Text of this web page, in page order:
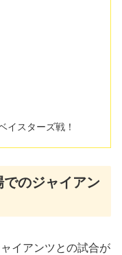
イスターズ戦！
のジャイアン
イアンツとの試合が